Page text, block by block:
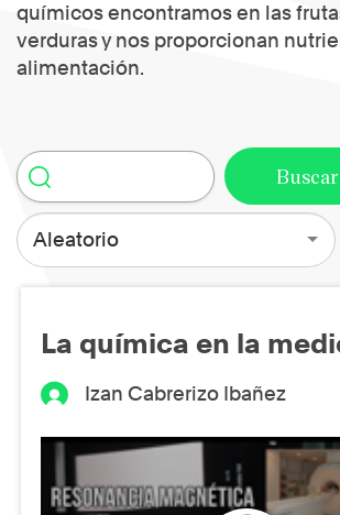
químicos encontramos en las
verduras y nos proporcionan
alimentación.
Aleatorio
La química en la
Izan Cabrerizo Ibañez